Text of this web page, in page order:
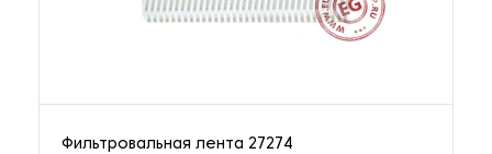
Фильтровальная лента 27274